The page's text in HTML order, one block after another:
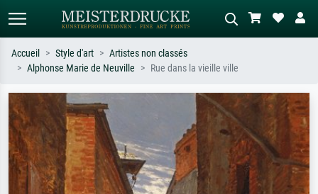
Recherchez par artiste, titre ou style –
ex. Monet, Nuit étoilée,
impressionnisme, vague de Hokusai,
nu.
Décrivez la scène – ex. prairie verte,
abstrait avec beaucoup de rouge,
tableau sombre, nu debout près d'un
arbre.
Accueil Style d'art
Artistes non classés
Alphonse Marie de Neuville
Rue dans la vieille ville